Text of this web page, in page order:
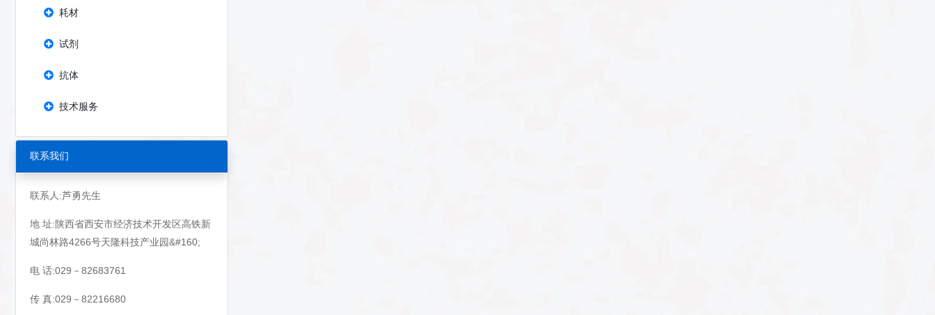
耗材
试剂
抗体
技术服务
联系我们
联系人:芦勇先生
地 址:陕西省西安市经济技术开发区高铁新
城尚林路4266号天隆科技产业园&#160;
电 话:029－82683761
传 真:029－82216680